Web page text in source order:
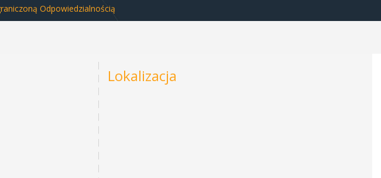
Odpowiedzialnością
Lokalizacja